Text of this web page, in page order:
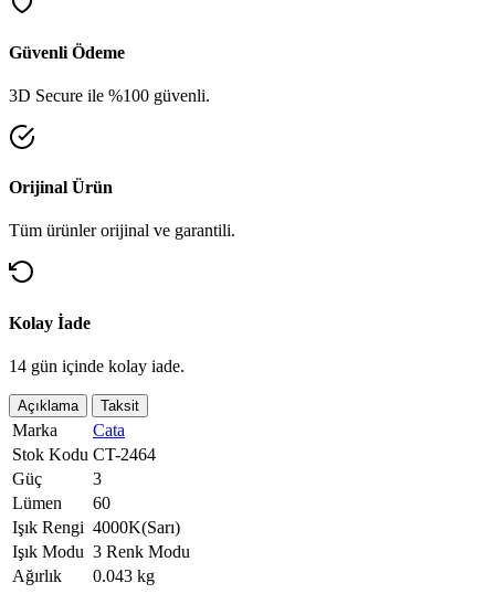
Güvenli Ödeme
3D Secure ile %100 güvenli.
Orijinal Ürün
Tüm ürünler orijinal ve garantili.
Kolay İade
14 gün içinde kolay iade.
Açıklama Taksit
Marka
Cata
Stok Kodu CT-2464
Güç
3
Lümen
60
Işık Rengi 4000K(Sarı)
Işık Modu 3 Renk Modu
Ağırlık
0.043 kg